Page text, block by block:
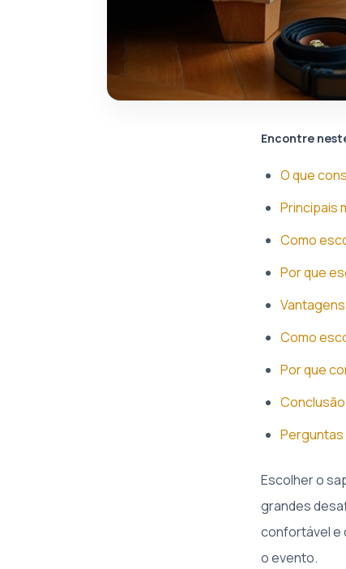
Encontre
O que
Principais
Como
Por que
Como
Por que
Conclusão
Escolher o
grandes
confortável e
o evento.